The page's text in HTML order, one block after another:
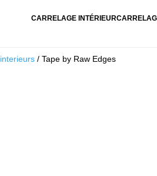
CARRELAGE INTÉRIEUR
/ Tape by Raw Edges